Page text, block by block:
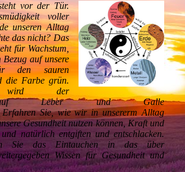
vor der Tür.
voller
unseren Alltag
das nicht? Das
für Wachstum,
auf unsere
den sauren
die Farbe grün.
wird der
Leber und Galle
Sie, wie wir in unsererm Alltag
Gesundheit nutzen können, Kraft und
natürlich entgiften und entschlacken.
Sie das Eintauchen in das über
Wissen für Gesundheit und